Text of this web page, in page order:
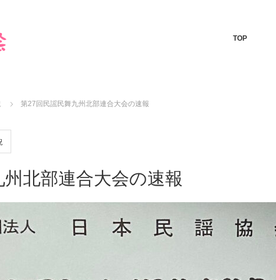
TOP
第27回民謡民舞九州北部連合大会の速報
北部連合大会の速報